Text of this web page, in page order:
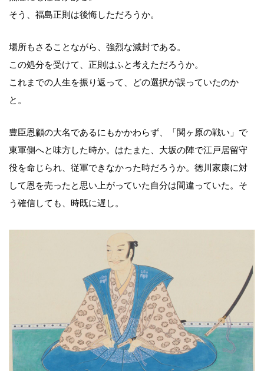
そう、福島正則は後悔しただろうか。
場所もさることながら、強烈な減封である。
この処分を受けて、正則はふと考えただろうか。
これまでの人生を振り返って、どの選択が誤っていたのか
と。
豊臣恩顧の大名であるにもかかわらず、「関ヶ原の戦い」で
東軍側へと味方した時か。はたまた、大坂の陣で江戸居留守
役を命じられ、従軍できなかった時だろうか。徳川家康に対
して恩を売ったと思い上がっていた自分は間違っていた。そ
う確信しても、時既に遅し。